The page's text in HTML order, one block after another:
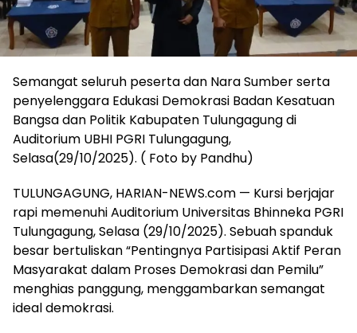
Semangat seluruh peserta dan Nara Sumber serta
penyelenggara Edukasi Demokrasi Badan Kesatuan
Bangsa dan Politik Kabupaten Tulungagung di
Auditorium UBHI PGRI Tulungagung,
Selasa(29/10/2025). ( Foto by Pandhu)
TULUNGAGUNG, HARIAN-NEWS.com — Kursi berjajar
rapi memenuhi Auditorium Universitas Bhinneka PGRI
Tulungagung, Selasa (29/10/2025). Sebuah spanduk
besar bertuliskan “Pentingnya Partisipasi Aktif Peran
Masyarakat dalam Proses Demokrasi dan Pemilu”
menghias panggung, menggambarkan semangat
ideal demokrasi.